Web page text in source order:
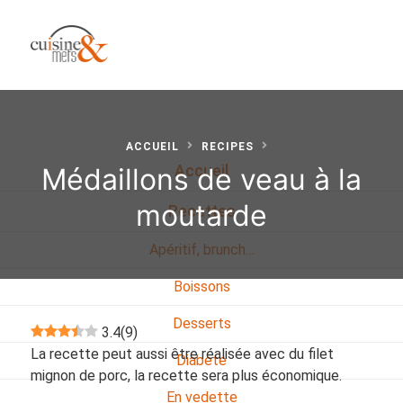
Accueil
Recettes
Apéritif, brunch…
Boissons
Desserts
Diabete
En vedette
ACCUEIL RECIPES
Médaillons de veau à la
moutarde
3.4(9)
La recette peut aussi être réalisée avec du filet
mignon de porc, la recette sera plus économique.